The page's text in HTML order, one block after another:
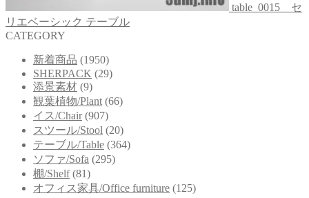
table_0015 セ
リエベーシック テーブル
CATEGORY
新着商品 (1950)
SHERPACK (29)
添景素材 (9)
観葉植物/Plant (66)
イス/Chair (907)
スツール/Stool (20)
テーブル/Table (364)
ソファ/Sofa (295)
棚/Shelf (81)
オフィス家具/Office furniture (125)